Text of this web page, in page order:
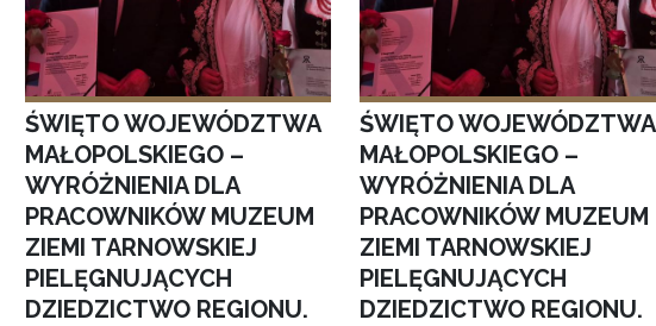
ŚWIĘTO WOJEWÓDZTWA
MAŁOPOLSKIEGO –
WYRÓŻNIENIA DLA
PRACOWNIKÓW MUZEUM
ZIEMI TARNOWSKIEJ
PIELĘGNUJĄCYCH
DZIEDZICTWO REGIONU.
ŚWIĘTO WOJEWÓDZTWA
MAŁOPOLSKIEGO –
WYRÓŻNIENIA DLA
PRACOWNIKÓW MUZEUM
ZIEMI TARNOWSKIEJ
PIELĘGNUJĄCYCH
DZIEDZICTWO REGIONU.